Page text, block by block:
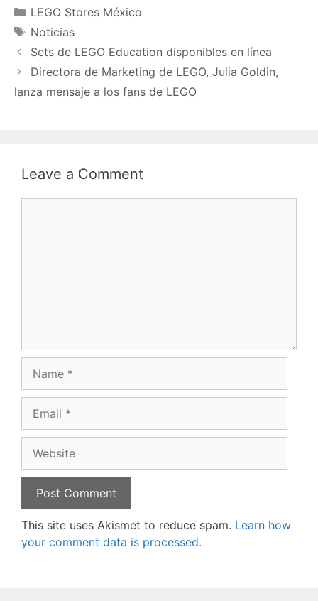
Categories
LEGO Stores México
Tags
Noticias
Sets de LEGO Education disponibles en línea
Directora de Marketing de LEGO, Julia Goldin,
lanza mensaje a los fans de LEGO
Leave a Comment
This site uses Akismet to reduce spam. Learn how
your comment data is processed.